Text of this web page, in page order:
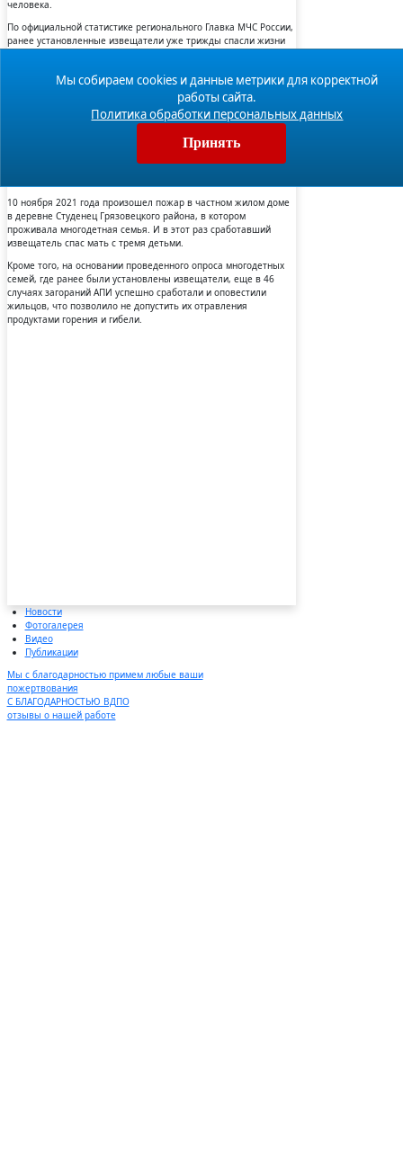
человека.
По официальной статистике регионального Главка МЧС России,
ранее установленные извещатели уже трижды спасли жизни
24 апреля 2019 года произошел пожар жилого дома в деревне
Старое Квасово Устюженского района, благодаря
сработавшему датчику хозяин дома смог самостоятельно
покинуть горящее здание без ущерба своему здоровью.
29 мая 2019 года в деревне Теряево Кирилловского района в
жилом доме произошел пожар, благодаря сработавшему
датчику мать и двое её малолетних детей смогли вовремя
10 ноября 2021 года произошел пожар в частном жилом доме
в деревне Студенец Грязовецкого района, в котором
проживала многодетная семья. И в этот раз сработавший
извещатель спас мать с тремя детьми.
Кроме того, на основании проведенного опроса многодетных
семей, где ранее были установлены извещатели, еще в 46
случаях загораний АПИ успешно сработали и оповестили
жильцов, что позволило не допустить их отравления
продуктами горения и гибели.
Новости
Фотогалерея
Видео
Публикации
Мы с благодарностью примем любые ваши
пожертвования
С БЛАГОДАРНОСТЬЮ ВДПО
отзывы о нашей работе
Мы собираем cookies и данные метрики для корректной
работы сайта.
Политика обработки персональных данных
Принять